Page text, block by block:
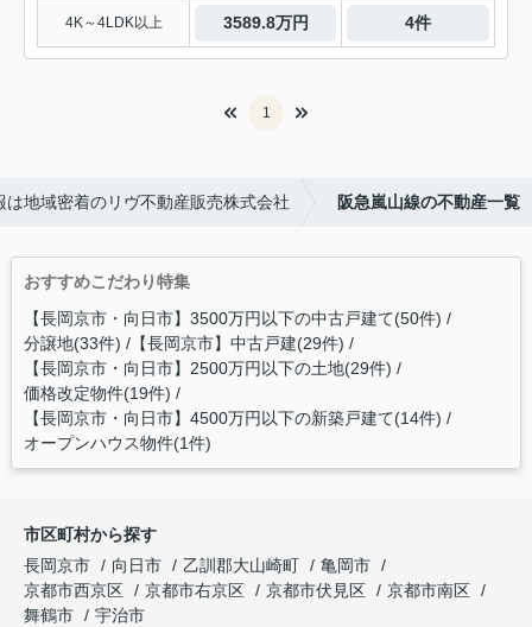
4K～4LDK以上 3589.8万円 4件
1
地域密着のリヴ不動産販売株式会社 阪急嵐山線の不動産一覧
おすすめこだわり特集
【長岡京市・向日市】3500万円以下の中古戸建て(50件)
分譲地(33件) 【長岡京市】中古戸建(29件)
【長岡京市・向日市】2500万円以下の土地(29件)
価格改定物件(19件)
【長岡京市・向日市】4500万円以下の新築戸建て(14件)
オープンハウス物件(1件)
市区町村から探す
長岡京市
向日市 乙訓郡大山崎町
亀岡市
京都市西京区
京都市右京区 京都市伏見区
京都市南区
舞鶴市
宇治市